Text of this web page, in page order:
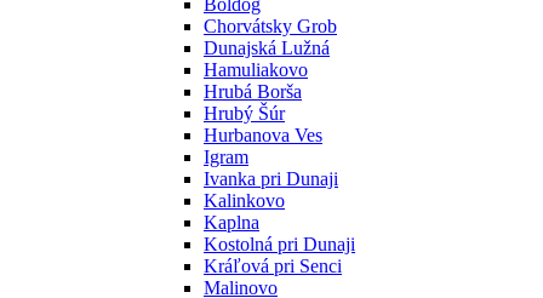
Boldog
Chorvátsky Grob
Dunajská Lužná
Hamuliakovo
Hrubá Borša
Hrubý Šúr
Hurbanova Ves
Igram
Ivanka pri Dunaji
Kalinkovo
Kaplna
Kostolná pri Dunaji
Kráľová pri Senci
Malinovo